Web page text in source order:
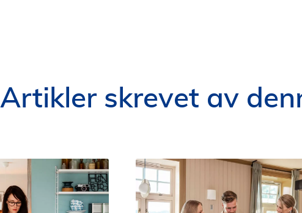
Artikler skrevet av